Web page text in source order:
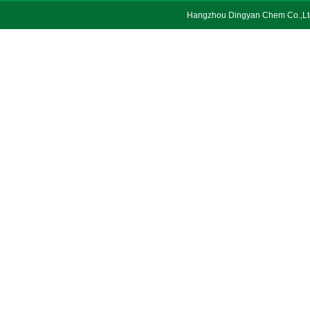
Hangzhou Dingyan Chem